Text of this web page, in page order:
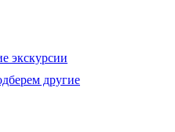
экскурсии
другие